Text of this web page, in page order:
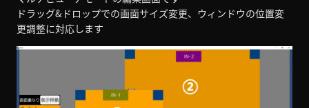
ドラッグ&ドロップでの画面サイズ変更、ウィンドウの位置変
更調整に対応します